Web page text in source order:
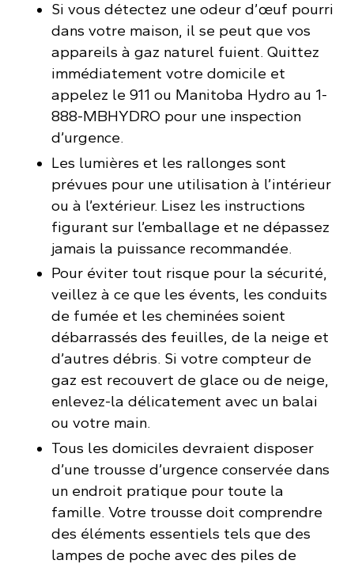
Si vous détectez une odeur d’œuf pourri
dans votre maison, il se peut que vos
appareils à gaz naturel fuient. Quittez
immédiatement votre domicile et
appelez le 911 ou Manitoba Hydro au 1-
888-MBHYDRO pour une inspection
d’urgence.
Les lumières et les rallonges sont
prévues pour une utilisation à l’intérieur
ou à l’extérieur. Lisez les instructions
figurant sur l’emballage et ne dépassez
jamais la puissance recommandée.
Pour éviter tout risque pour la sécurité,
veillez à ce que les évents, les conduits
de fumée et les cheminées soient
débarrassés des feuilles, de la neige et
d’autres débris. Si votre compteur de
gaz est recouvert de glace ou de neige,
enlevez-la délicatement avec un balai
ou votre main.
Tous les domiciles devraient disposer
d’une trousse d’urgence conservée dans
un endroit pratique pour toute la
famille. Votre trousse doit comprendre
des éléments essentiels tels que des
lampes de poche avec des piles de